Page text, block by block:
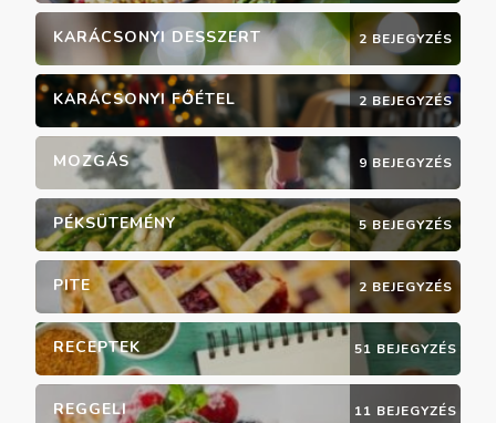
KARÁCSONYI DESSZERT 2 BEJEGYZÉS
KARÁCSONYI FŐÉTEL 2 BEJEGYZÉS
MOZGÁS 9 BEJEGYZÉS
PÉKSÜTEMÉNY 5 BEJEGYZÉS
PITE 2 BEJEGYZÉS
RECEPTEK 51 BEJEGYZÉS
REGGELI 11 BEJEGYZÉS